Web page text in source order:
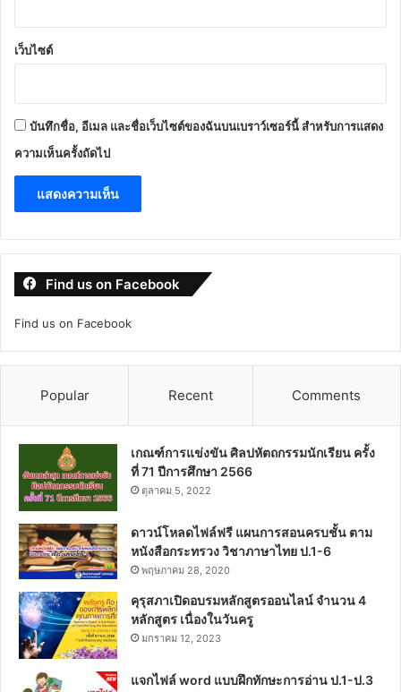
เว็บไซต์
บันทึกชื่อ, อีเมล และชื่อเว็บไซต์ของฉันบนเบราว์เซอร์นี้ สำหรับการแสดง
ความเห็นครั้งถัดไป
Find us on Facebook
Find us on Facebook
Popular Recent Comments
เกณฑ์การแข่งขัน ศิลปหัตถกรรมนักเรียน ครั้ง
ที่ 71 ปีการศึกษา 2566
ตุลาคม 5, 2022
ดาวน์โหลดไฟล์ฟรี แผนการสอนครบชั้น ตาม
หนังสือกระทรวง วิชาภาษาไทย ป.1-6
พฤษภาคม 28, 2020
คุรุสภาเปิดอบรมหลักสูตรออนไลน์ จำนวน 4
หลักสูตร เนื่องในวันครู
มกราคม 12, 2023
แจกไฟล์ word แบบฝึกทักษะการอ่าน ป.1-ป.3